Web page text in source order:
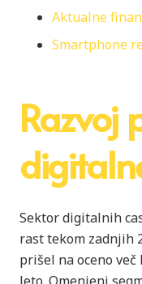
Aktualne
Smartphone
Razvoj
Sektor digitalnih
rast tekom zadnjih
prišel na oceno